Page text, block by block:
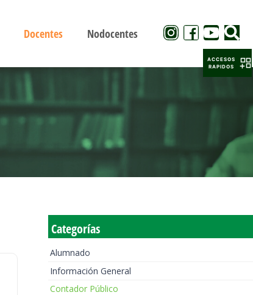
Docentes Nodocentes
Categorías
Alumnado
Información General
Contador Público
ACCESOS
RAPIDOS